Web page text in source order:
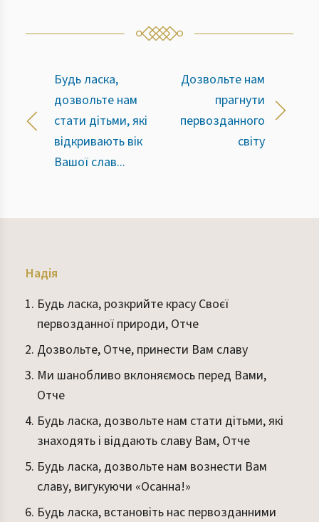
Будь ласка,
дозвольте нам
стати дітьми, які
відкривають вік
Вашої слав...
Дозвольте нам
прагнути
первозданного
світу
Надія
Будь ласка, розкрийте красу Своєї
первозданної природи, Отче
Дозвольте, Отче, принести Вам славу
Ми шанобливо вклоняємось перед Вами,
Отче
Будь ласка, дозвольте нам стати дітьми, які
знаходять і віддають славу Вам, Отче
Будь ласка, дозвольте нам вознести Вам
славу, вигукуючи «Осанна!»
Будь ласка, встановіть нас первозданними